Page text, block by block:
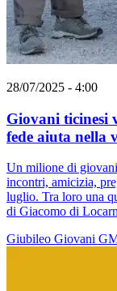
28/07/2025 - 4:00
Giovani ticinesi
fede aiuta nella
Un milione di
incontri, amicizia,
luglio. Tra loro una
di Giacomo di
Giubileo Giovani